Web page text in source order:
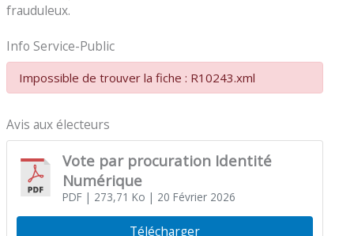
frauduleux.
Info Service-Public
Impossible de trouver la fiche : R10243.xml
Avis aux électeurs
Vote par procuration Identité
Numérique
PDF| 273,71 Ko | 20 Février 2026
Télécharger